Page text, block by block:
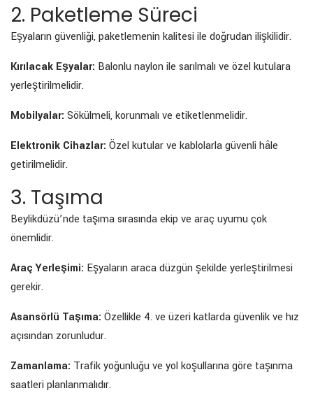
2. Paketleme Süreci
Eşyaların güvenliği, paketlemenin kalitesi ile doğrudan ilişkilidir.
Kırılacak Eşyalar: Balonlu naylon ile sarılmalı ve özel kutulara
yerleştirilmelidir.
Mobilyalar: Sökülmeli, korunmalı ve etiketlenmelidir.
Elektronik Cihazlar: Özel kutular ve kablolarla güvenli hâle
getirilmelidir.
3. Taşıma
Beylikdüzü’nde taşıma sırasında ekip ve araç uyumu çok
önemlidir.
Araç Yerleşimi: Eşyaların araca düzgün şekilde yerleştirilmesi
gerekir.
Asansörlü Taşıma: Özellikle 4. ve üzeri katlarda güvenlik ve hız
açısından zorunludur.
Zamanlama: Trafik yoğunluğu ve yol koşullarına göre taşınma
saatleri planlanmalıdır.